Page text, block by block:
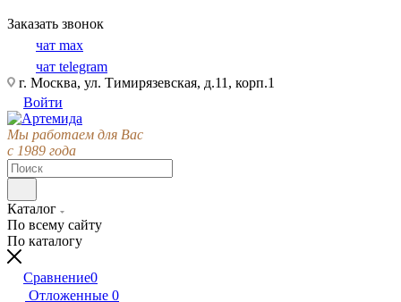
Заказать звонок
чат max
чат telegram
г. Москва, ул. Тимирязевская, д.11, корп.1
Войти
Мы работаем для Вас
с 1989 года
Каталог
По всему сайту
По каталогу
Сравнение0
Отложенные 0